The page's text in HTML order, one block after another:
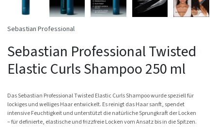
Sebastian Professional
Sebastian Professional Twisted
Elastic Curls Shampoo 250 ml
Das Sebastian Professional Twisted Elastic Curls Shampoo wurde speziell für
lockiges und welliges Haar entwickelt. Es reinigt das Haar sanft, spendet
intensive Feuchtigkeit und unterstützt die natürliche Sprungkraft der Locken
– für definierte, elastische und frizzfreie Locken vom Ansatz bis in die Spitzen.